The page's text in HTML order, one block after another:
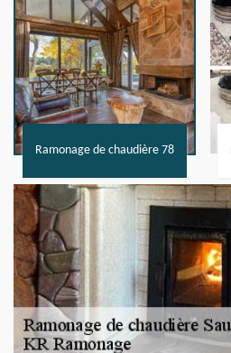
Ramonage de chaudière 78